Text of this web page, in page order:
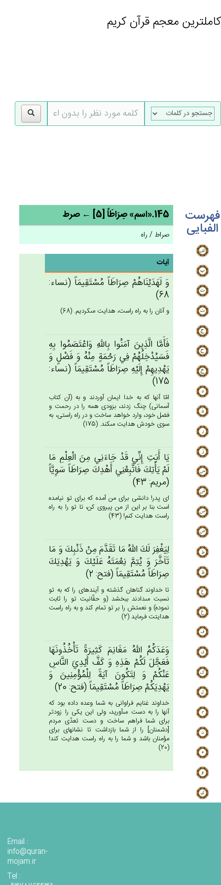
کاملترین معجم قرآن کریم
فهرست
الفبایی
145.«اسم» صِرَاطَاً [5] ← صرط
صراط / راه
آیات
وَ لَهَدَيْنَاهُم‌ْ صِرَاطَاً مُسْتَقِيمَاً (نساء:
68)
و آنان را به راه راست، هدايت مى‏كرديم. (68)
فَأَمَّا الَّذِين‌َ آمَنُوا بِالله‌ِ وَاعْتَصَمُوا بِه‌ِ
فَسَيُدْخِلُهُم‌ْ فِي‌ رَحْمَة‌ٍ مِنْه‌ُ وَ فَضْل‌ٍ وَ
يَهْدِيهِم‌ْ إِلَيْه‌ِ صِرَاطَاً مُسْتَقِيمَاً (نساء:
175)
امّا آنها كه به خدا ايمان آوردند و به (آن كتاب
آسمانى) چنگ زدند، بزودى همه را در رحمت و
فضل خود، وارد خواهد ساخت و در راه راستى، به
سوى خودش هدايت مى‏كند. (175)
يَا أَبَت‌ِ إِنِّي‌ قَدْ جَاءَنِي‌ مِن‌َ الْعِلْم‌ِ مَا
لَم‌ْ يَأْتِك‌َ فَاتَّبِعْنِي‌ أَهْدِك‌َ صِرَاطَاً سَوِيَّاً
(مريم: 43)
اى پدر! دانشى براى من آمده كه براى تو نيامده
است بنا بر اين از من پيروى كن، تا تو را به راه
راست هدايت كنم! (43)
لِيَغْفِرَ لَك‌َ الله‌ُ مَا تَقَدَّم‌َ مِنْ‌ ذَنْبِك‌َ وَ مَا
تَاَخَّرَ وَ يُتِم‌َّ نِعْمَتَه‌ُ عَلَيْك‌َ وَ يَهْدِيَك‌َ
صِرَاطَاً مُسْتَقِيمَاً (فتح: 2)
تا خداوند گناهان گذشته و آينده‏اى را كه به تو
نسبت مى‏دادند ببخشد (و حقّانيت تو را ثابت
نموده) و نعمتش را بر تو تمام كند و به راه راست
هدايتت فرمايد (2)
وَعَدَكُم‌ُ الله‌ُ مَغَانِم‌َ كَثِيرَة‌ً تَأْخُذُونَهَا
فَعَجَّل‌َ لَكُم‌ْ هَذِه‌ِ وَ كَف‌َّ أَيْدِي‌َ النَّاس‌ِ
عَنْكُم‌ْ وَ لِتَكُون‌َ آيَة‌ً لِلْمُؤْمِنِين‌َ وَ
يَهْدِيَكُم‌ْ صِرَاطَاً مُسْتَقِيمَاً (فتح: 20)
خداوند غنايم فراوانى به شما وعده داده بود كه
آنها را به دست مى‏آوريد، ولى اين يكى را زودتر
براى شما فراهم ساخت و دست تعدّى مردم
[دشمنان‏] را از شما بازداشت تا نشانه‏اى براى
مؤمنان باشد و شما را به راه راست هدايت كند!
(20)
Email :
info@quran-
mojam.ir
Tel :